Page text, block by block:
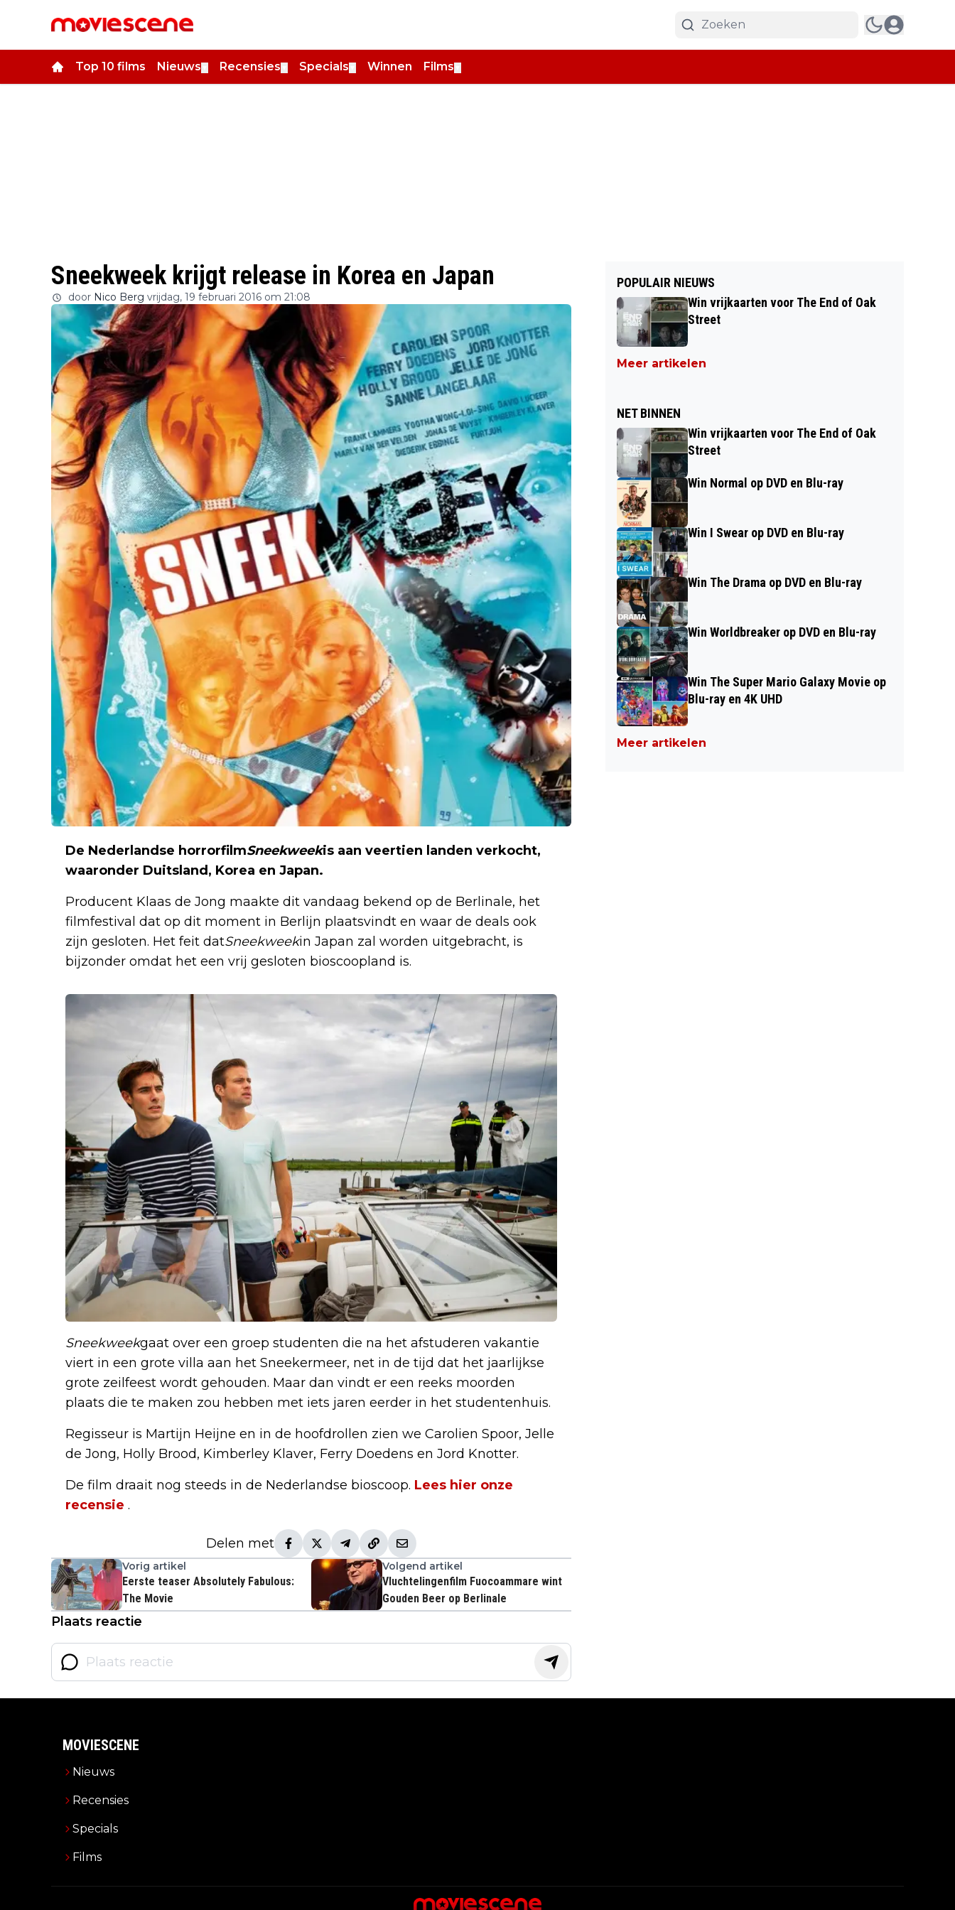
Top 10 films Nieuws Recensies Specials Winnen Films
Sneekweek krijgt release in Korea en Japan
door Nico Berg vrijdag, 19 februari 2016 om 21:08
De Nederlandse horrorfilmSneekweekis aan veertien landen verkocht,
waaronder Duitsland, Korea en Japan.
Producent Klaas de Jong maakte dit vandaag bekend op de Berlinale, het
filmfestival dat op dit moment in Berlijn plaatsvindt en waar de deals ook
zijn gesloten. Het feit datSneekweekin Japan zal worden uitgebracht, is
bijzonder omdat het een vrij gesloten bioscoopland is.
Sneekweekgaat over een groep studenten die na het afstuderen vakantie
viert in een grote villa aan het Sneekermeer, net in de tijd dat het jaarlijkse
grote zeilfeest wordt gehouden. Maar dan vindt er een reeks moorden
plaats die te maken zou hebben met iets jaren eerder in het studentenhuis.
Regisseur is Martijn Heijne en in de hoofdrollen zien we Carolien Spoor, Jelle
de Jong, Holly Brood, Kimberley Klaver, Ferry Doedens en Jord Knotter.
De film draait nog steeds in de Nederlandse bioscoop. Lees hier onze
recensie .
Delen met
Vorig artikel
Eerste teaser Absolutely Fabulous:
The Movie
Volgend artikel
Vluchtelingenfilm Fuocoammare wint
Gouden Beer op Berlinale
Plaats reactie
POPULAIR NIEUWS
Win vrijkaarten voor The End of Oak
Street
Meer artikelen
NET BINNEN
Win vrijkaarten voor The End of Oak
Street
Win Normal op DVD en Blu-ray
Win I Swear op DVD en Blu-ray
Win The Drama op DVD en Blu-ray
Win Worldbreaker op DVD en Blu-ray
Win The Super Mario Galaxy Movie op
Blu-ray en 4K UHD
Meer artikelen
MOVIESCENE
Nieuws
Recensies
Specials
Films